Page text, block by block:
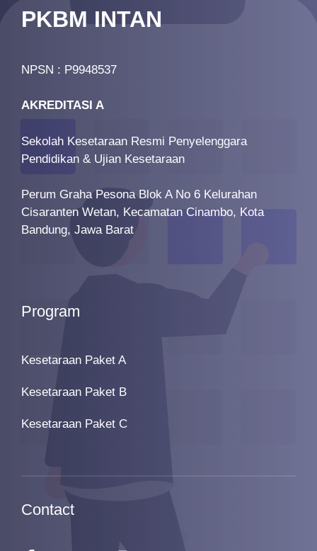
PKBM INTAN
NPSN : P9948537
AKREDITASI A
Sekolah Kesetaraan Resmi Penyelenggara
Pendidikan & Ujian Kesetaraan
Perum Graha Pesona Blok A No 6 Kelurahan
Cisaranten Wetan, Kecamatan Cinambo, Kota
Bandung, Jawa Barat
Program
Kesetaraan Paket A
Kesetaraan Paket B
Kesetaraan Paket C
Contact